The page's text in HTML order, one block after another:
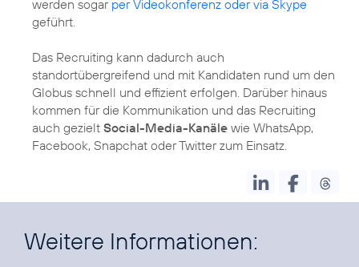
werden sogar per Videokonferenz oder via Skype
geführt.
Das Recruiting kann dadurch auch
standortübergreifend und mit Kandidaten rund um den
Globus schnell und effizient erfolgen. Darüber hinaus
kommen für die Kommunikation und das Recruiting
auch gezielt Social-Media-Kanäle wie WhatsApp,
Facebook, Snapchat oder Twitter zum Einsatz.
Weitere Informationen: